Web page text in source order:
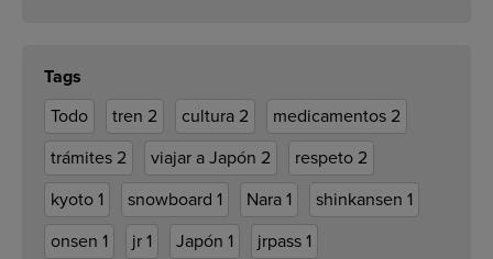
Tags
Todo
tren 2 cultura 2 medicamentos 2
trámites 2 viajar a Japón 2 respeto 2
kyoto 1 snowboard 1 Nara 1 shinkansen 1
onsen 1 jr 1 Japón 1 jrpass 1